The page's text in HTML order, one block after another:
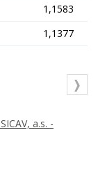
1,1583
1,1377
a.s. -